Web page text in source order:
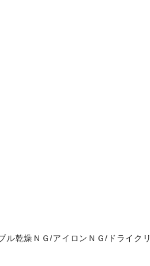
乾燥ＮＧ/アイロンＮＧ/ドライク